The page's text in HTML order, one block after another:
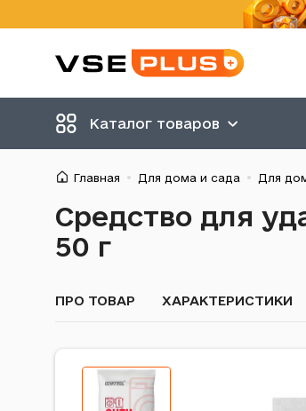
Главная Для дома и сада Для
Средство для
50 г
ПРО ТОВАР ХАРАКТЕРИСТИКИ
Каталог товаров